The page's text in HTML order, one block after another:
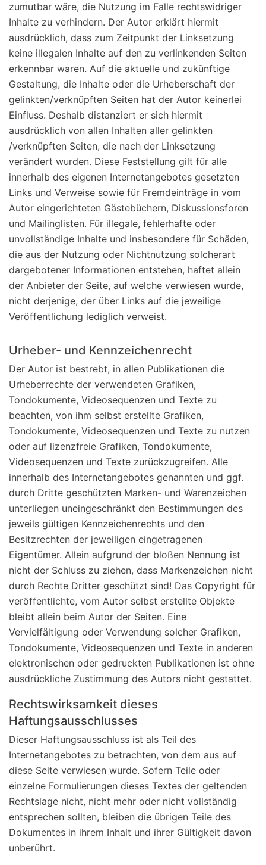
zumutbar wäre, die Nutzung im Falle rechtswidriger
Inhalte zu verhindern. Der Autor erklärt hiermit
ausdrücklich, dass zum Zeitpunkt der Linksetzung
keine illegalen Inhalte auf den zu verlinkenden Seiten
erkennbar waren. Auf die aktuelle und zukünftige
Gestaltung, die Inhalte oder die Urheberschaft der
gelinkten/verknüpften Seiten hat der Autor keinerlei
Einfluss. Deshalb distanziert er sich hiermit
ausdrücklich von allen Inhalten aller gelinkten
/verknüpften Seiten, die nach der Linksetzung
verändert wurden. Diese Feststellung gilt für alle
innerhalb des eigenen Internetangebotes gesetzten
Links und Verweise sowie für Fremdeinträge in vom
Autor eingerichteten Gästebüchern, Diskussionsforen
und Mailinglisten. Für illegale, fehlerhafte oder
unvollständige Inhalte und insbesondere für Schäden,
die aus der Nutzung oder Nichtnutzung solcherart
dargebotener Informationen entstehen, haftet allein
der Anbieter der Seite, auf welche verwiesen wurde,
nicht derjenige, der über Links auf die jeweilige
Veröffentlichung lediglich verweist.
Urheber- und Kennzeichenrecht
Der Autor ist bestrebt, in allen Publikationen die
Urheberrechte der verwendeten Grafiken,
Tondokumente, Videosequenzen und Texte zu
beachten, von ihm selbst erstellte Grafiken,
Tondokumente, Videosequenzen und Texte zu nutzen
oder auf lizenzfreie Grafiken, Tondokumente,
Videosequenzen und Texte zurückzugreifen. Alle
innerhalb des Internetangebotes genannten und ggf.
durch Dritte geschützten Marken- und Warenzeichen
unterliegen uneingeschränkt den Bestimmungen des
jeweils gültigen Kennzeichenrechts und den
Besitzrechten der jeweiligen eingetragenen
Eigentümer. Allein aufgrund der bloßen Nennung ist
nicht der Schluss zu ziehen, dass Markenzeichen nicht
durch Rechte Dritter geschützt sind! Das Copyright für
veröffentlichte, vom Autor selbst erstellte Objekte
bleibt allein beim Autor der Seiten. Eine
Vervielfältigung oder Verwendung solcher Grafiken,
Tondokumente, Videosequenzen und Texte in anderen
elektronischen oder gedruckten Publikationen ist ohne
ausdrückliche Zustimmung des Autors nicht gestattet.
Rechtswirksamkeit dieses
Haftungsausschlusses
Dieser Haftungsausschluss ist als Teil des
Internetangebotes zu betrachten, von dem aus auf
diese Seite verwiesen wurde. Sofern Teile oder
einzelne Formulierungen dieses Textes der geltenden
Rechtslage nicht, nicht mehr oder nicht vollständig
entsprechen sollten, bleiben die übrigen Teile des
Dokumentes in ihrem Inhalt und ihrer Gültigkeit davon
unberührt.